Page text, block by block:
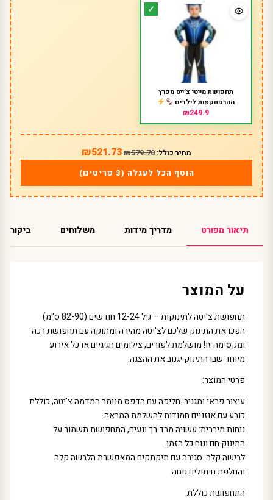
תחפושת מייטי צ׳ייס מפרץ
ההרפתקאות לילדים
₪249.9
מחיר כולל: ₪579.70
₪521.73
הוסף הכל לעגלה (3 פריטים)
תיאור מפורט מדריך מידות משלוחים ביקורות
על המוצר
תחפושת צ'יטה לתינוקות – גיל 12-24 חודשים (82-90 ס"מ)
הפכו את התינוק שלכם לצ'יטה מהירה ומתוקה עם תחפושת רכה
ומקסימה זו! מושלמת לפורים, צילומים חגיגיים או כל אירוע
מיוחד שבו התינוק יגנוב את ההצגה.
פרטי המוצר:
עיצוב פראי ומגניב: חליפה עם הדפס מנומר המדמה צ'יטה, כוללת
כובע עם אוזניים חמודות להשלמת המראה.
נוחות מירבית: עשויה מבד רך ונעים, התחפושת תשמור על
התינוק חם ונוח כל הזמן.
לבישה קלה: סגירה עם תיקתקים המאפשרת הלבשה קלה
והחלפת חיתולים נוחה.
התחפושת כוללת: